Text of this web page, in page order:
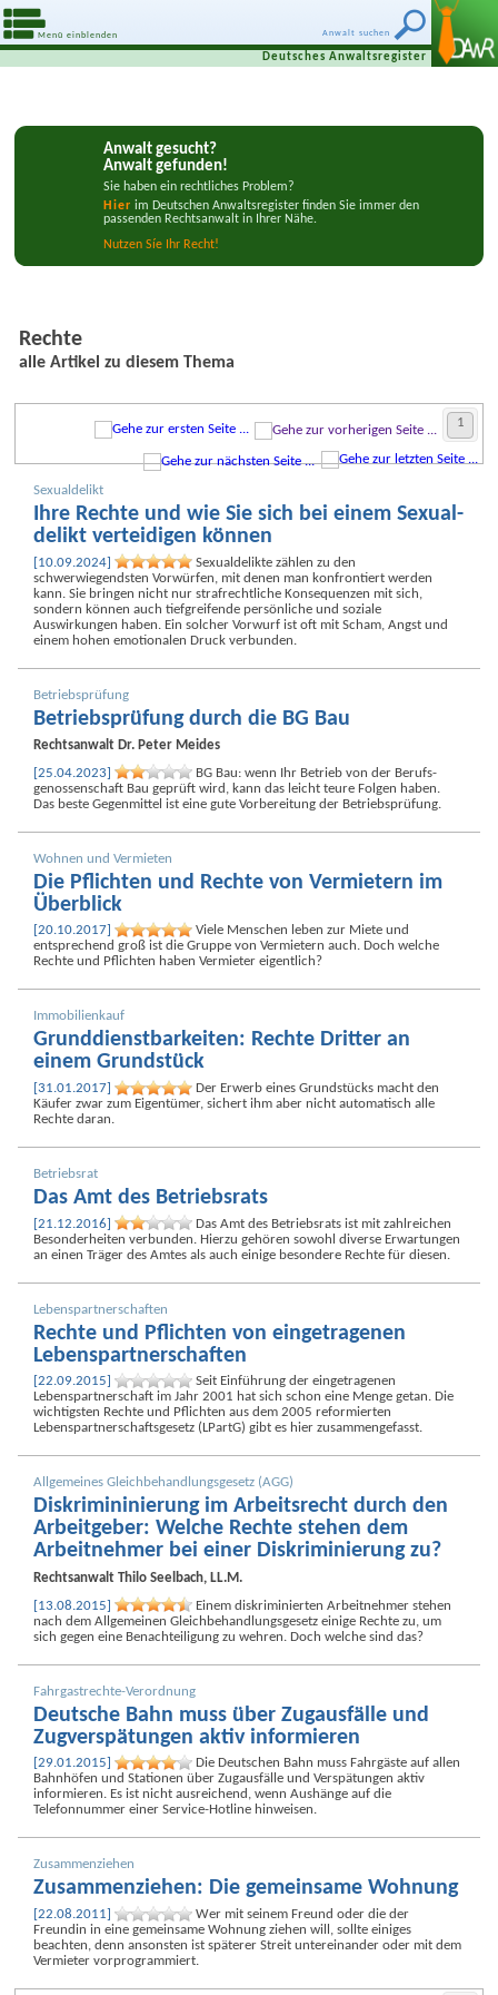
Anwalt suchen
Menü einblenden
Deutsches Anwaltsregister
Anwalt gesucht?
Anwalt gefunden!
Sie haben ein rechtliches Problem?
Hier im Deutschen Anwaltsregister finden Sie immer den
passenden Rechtsanwalt in Ihrer Nähe.
Nutzen Síe Ihr Recht!
Rechte
alle Artikel zu diesem Thema
1
Sexual­delikt
Ihre Rechte und wie Sie sich bei einem Sexual­
delikt verteidigen können
[10.09.2024]
Sexual­delikte zählen zu den
schwerwiegendsten Vorwürfen, mit denen man konfrontiert werden
kann. Sie bringen nicht nur straf­rechtliche Konsequenzen mit sich,
sondern können auch tief­greifende persönliche und soziale
Auswirkungen haben. Ein solcher Vorwurf ist oft mit Scham, Angst und
einem hohen emotionalen Druck verbunden.
Betriebs­prüfung
Betriebs­prüfung durch die BG Bau
Rechtsanwalt Dr. Peter Meides
[25.04.2023]
BG Bau: wenn Ihr Betrieb von der Berufs­
genossen­schaft Bau geprüft wird, kann das leicht teure Folgen haben.
Das beste Gegenmittel ist eine gute Vorbereitung der Betriebs­prüfung.
Wohnen und Vermieten
Die Pflichten und Rechte von Vermietern im
Überblick
[20.10.2017]
Viele Menschen leben zur Miete und
entsprechend groß ist die Gruppe von Vermietern auch. Doch welche
Rechte und Pflichten haben Vermieter eigentlich?
Immobilien­kauf
Grund­dienst­barkeiten: Rechte Dritter an
einem Grundstück
[31.01.2017]
Der Erwerb eines Grundstücks macht den
Käufer zwar zum Eigentümer, sichert ihm aber nicht automatisch alle
Rechte daran.
Betriebsrat
Das Amt des Betriebs­rats
[21.12.2016]
Das Amt des Betriebs­rats ist mit zahlreichen
Besonderheiten verbunden. Hierzu gehören sowohl diverse Erwartungen
an einen Träger des Amtes als auch einige besondere Rechte für diesen.
Lebenspartnerschaften
Rechte und Pflichten von eingetragenen
Lebenspartnerschaften
[22.09.2015]
Seit Einführung der eingetragenen
Lebenspartnerschaft im Jahr 2001 hat sich schon eine Menge getan. Die
wichtigsten Rechte und Pflichten aus dem 2005 reformierten
Lebenspartnerschaftsgesetz (LPartG) gibt es hier zusammengefasst.
Allgemeines Gleichbehandlungsgesetz (AGG)
Diskrimininierung im Arbeitsrecht durch den
Arbeitgeber: Welche Rechte stehen dem
Arbeitnehmer bei einer Diskriminierung zu?
Rechtsanwalt Thilo Seelbach, LL.M.
[13.08.2015]
Einem diskriminierten Arbeitnehmer stehen
nach dem Allgemeinen Gleichbehandlungsgesetz einige Rechte zu, um
sich gegen eine Benachteiligung zu wehren. Doch welche sind das?
Fahrgastrechte-Verordnung
Deutsche Bahn muss über Zugausfälle und
Zugverspätungen aktiv informieren
[29.01.2015]
Die Deutschen Bahn muss Fahrgäste auf allen
Bahnhöfen und Stationen über Zugausfälle und Verspätungen aktiv
informieren. Es ist nicht ausreichend, wenn Aushänge auf die
Telefonnummer einer Service-Hotline hinweisen.
Zusammenziehen
Zusammenziehen: Die gemeinsame Wohnung
[22.08.2011]
Wer mit seinem Freund oder die der
Freundin in eine gemeinsame Wohnung ziehen will, sollte einiges
beachten, denn ansonsten ist späterer Streit untereinander oder mit dem
Vermieter vorprogrammiert.